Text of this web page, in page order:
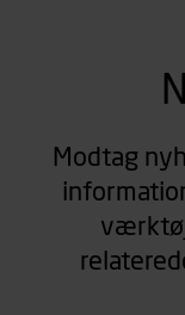
Modtag